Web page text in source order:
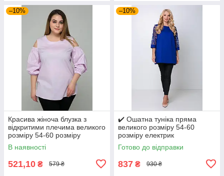
–10%
Красива жіноча блузка з
відкритими плечима великого
розміру 54-60 розміру
бузкова
В наявності
521,10 ₴ 579 ₴
–10%
✔️ Ошатна туніка пряма
великого розміру 54-60
розміру електрик
Готово до відправки
837 ₴ 930 ₴